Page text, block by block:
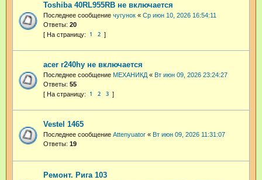
Toshiba 40RL955RB не включается
Последнее сообщение чугунок « Ср июн 10, 2026 16:54:11
Ответы: 20
1 2
acer r240hy не включается
Последнее сообщение МЕХАНИКД « Вт июн 09, 2026 23:24:27
Ответы: 55
1 2 3
Vestel 1465
Последнее сообщение Attenyuator « Вт июн 09, 2026 11:31:07
Ответы: 19
Ремонт. Рига 103